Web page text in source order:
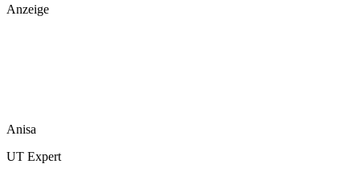
Anzeige
Anisa
UT Expert